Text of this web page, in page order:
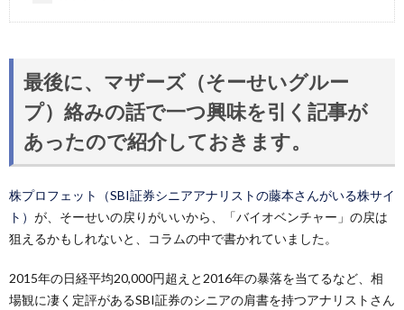
最後に、マザーズ（そーせいグルー
プ）絡みの話で一つ興味を引く記事が
あったので紹介しておきます。
株プロフェット（SBI証券シニアアナリストの藤本さんがいる株サイ
ト） が、そーせいの戻りがいいから、「バイオベンチャー」の戻は
狙えるかもしれないと、コラムの中で書かれていました。
2015年の日経平均20,000円超えと2016年の暴落を当てるなど、相
場観に凄く定評があるSBI証券のシニアの肩書を持つアナリストさん